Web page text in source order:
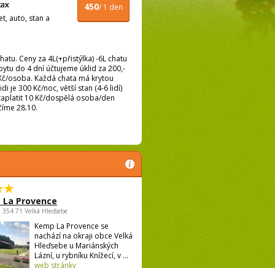
450/ 1 den
auto, stan a
Ceny za 4L(+přistýlka) -6L chatu
do 4 dní účtujeme úklid za 200,-
osoba. Každá chata má krytou
je 300 Kč/noc, větší stan (4-6 lidí)
10 Kč/dospělá osoba/den
28.10.
Provence
71 Velká Hleďsebe
Kemp La Provence se
nachází na okraji obce Velká
Hleďsebe u Mariánských
Lázní, u rybníku Knížecí, v ...
web stránky